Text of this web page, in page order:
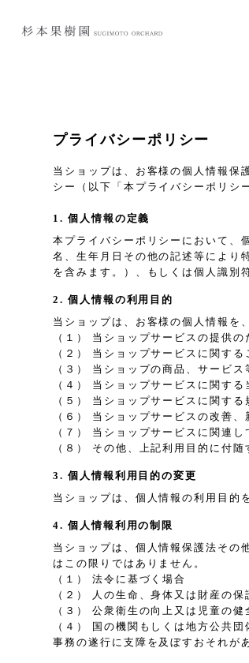
プライバシーポリシー
当ショップは、お客様の個人情報保
シー（以下「本プライバシーポリシ
1. 個人情報の定義
本プライバシーポリシーにおいて、
名、生年月日その他の記述等により
を含みます。）、もしくは個人識別
2. 個人情報の利用目的
当ショップは、お客様の個人情報を
（１） 当ショップサービスの提供の
（２） 当ショップサービスに関す
（３） 当ショップの商品、サービス
（４） 当ショップサービスに関す
（５） 当ショップサービスに関す
（６） 当ショップサービスの改善
（７） 当ショップサービスに関連
（８） その他、上記利用目的に付随
3. 個人情報利用目的の変更
当ショップは、個人情報の利用目的
4. 個人情報利用の制限
当ショップは、個人情報保護法その
はこの限りではありません。
（１） 法令に基づく場合
（２） 人の生命、身体又は財産の
（３） 公衆衛生の向上又は児童の
（４） 国の機関もしくは地方公共
事務の遂行に支障を及ぼすおそれが